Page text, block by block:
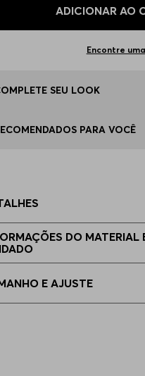
ADICIONAR AO
Encontre
SEU LOOK
PARA VOCÊ
DO MATERIAL
E AJUSTE